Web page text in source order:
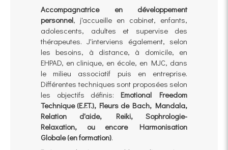
Accompagnatrice en développement
personnel, j'accueille en cabinet, enfants,
adolescents, adultes et supervise des
thérapeutes. J'interviens également, selon
les besoins, à distance, à domicile, en
EHPAD, en clinique, en école, en MJC, dans
le milieu associatif puis en entreprise.
Différentes techniques sont proposées selon
les objectifs définis: Emotional Freedom
Technique (E.F.T.), Fleurs de Bach, Mandala,
Relation d'aide, Reiki, Sophrologie-
Relaxation, ou encore Harmonisation
Globale (en formation).